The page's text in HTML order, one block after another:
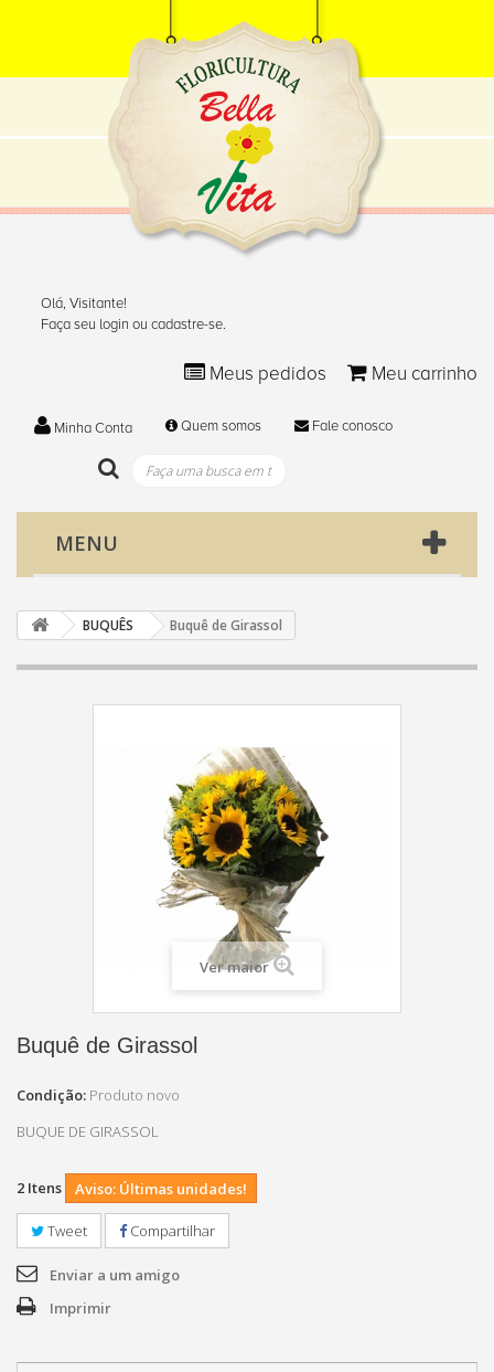
Olá, Visitante!
Faça seu login ou cadastre-se.
Meus pedidos Meu carrinho
Minha Conta Quem somos Fale conosco
MENU
BUQUÊS Buquê de Girassol
Ver maior
Buquê de Girassol
Condição: Produto novo
BUQUE DE GIRASSOL
2 Itens Aviso: Últimas unidades!
Tweet Compartilhar
Enviar a um amigo
Imprimir